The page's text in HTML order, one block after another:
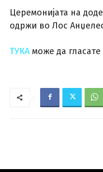
Церемонијата на
одржи во Лос
ТУКА може да гласате